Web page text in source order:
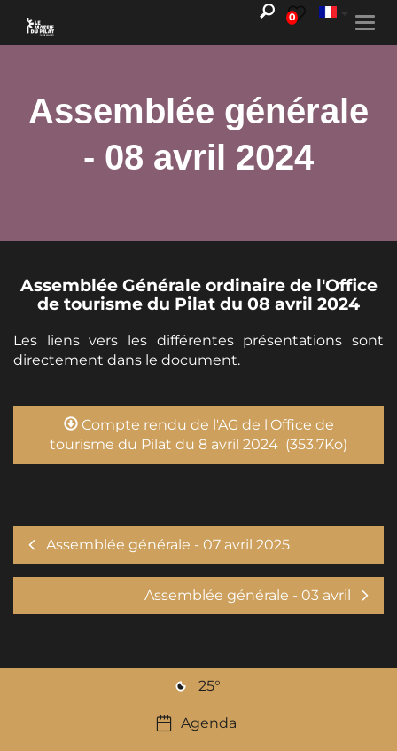
0
Assemblée générale
- 08 avril 2024
Assemblée Générale ordinaire de l'Office
de tourisme du Pilat du 08 avril 2024
Les liens vers les différentes présentations sont
directement dans le document.
Compte rendu de l'AG de l'Office de
tourisme du Pilat du 8 avril 2024 (353.7Ko)
Assemblée générale - 07 avril 2025
Assemblée générale - 03 avril
25°
Agenda